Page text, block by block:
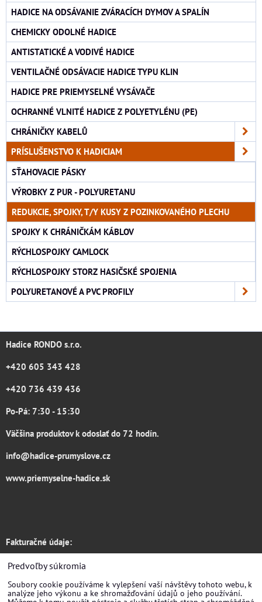
HADICE NA ODSÁVANIE ZVÁRACÍCH DYMOV A SPALÍN
CHEMICKY ODOLNÉ HADICE
ANTISTATICKÉ A VODIVÉ HADICE
VENTILAČNÉ ODSÁVACIE HADICE TYPU KLIN
HADICE PRE PRIEMYSELNÉ VYSÁVAČE
OCHRANNÉ VLNITÉ HADICE Z POLYETYLÉNU (PE)
CHRÁNIČKY KABELŮ
PRÍSLUŠENSTVO K HADICIAM
SŤAHOVACIE PÁSKY
VÝROBKY Z PUR - POLYURETANU
REDUKCIE, SPOJKY, T/Y KUSY Z POZINKOVANÉHO PLECHU
SPOJKY K CHRÁNIČKÁM KÁBLOV
RÝCHLOSPOJKY CAMLOCK
RÝCHLOSPOJKY STORZ HASIČSKÉ SPOJENIA
POLYURETANOVÉ A PVC PROFILY
Hadice RONDO s.r.o.
+420 605 343 428
+420 736 439 436
Po-Pá: 7:30 - 15:30
Väčšina produktov k odoslať do 72 hodín.
info@hadice-prumyslove.cz
www.priemyselne-hadice.sk
Fakturačné údaje:
Hadice RONDO s.r.o.
Žirovnická 3133/6
Predvoľby súkromia
Soubory cookie používáme k vylepšení vaší návštěvy tohoto webu, k
analýze jeho výkonu a ke shromažďování údajů o jeho používání.